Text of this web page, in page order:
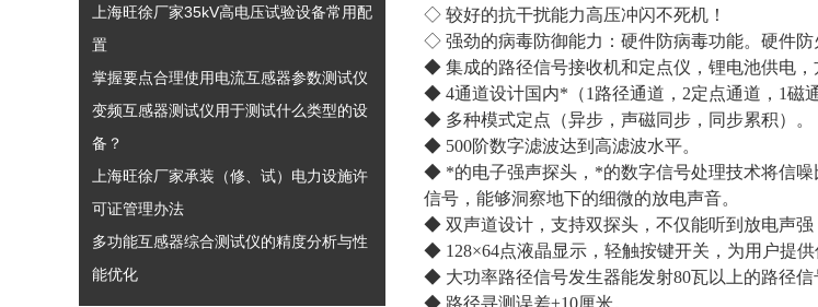
上海旺徐厂家35kV高电压试验设备常用配
置
掌握要点合理使用电流互感器参数测试仪
变频互感器测试仪用于测试什么类型的设
备？
上海旺徐厂家承装（修、试）电力设施许
可证管理办法
多功能互感器综合测试仪的精度分析与性
能优化
◇ 较好的抗干扰能力高压冲闪不死机！
◇ 强劲的病毒防御能力：硬件防病毒功能。硬件防
◆ 集成的路径信号接收机和定点仪，锂电池供电，
◆ 4通道设计国内*（1路径通道，2定点通道，1磁通
◆ 多种模式定点（异步，声磁同步，同步累积）。
◆ 500阶数字滤波达到高滤波水平。
◆ *的电子强声探头，*的数字信号处理技术将信噪
信号，能够洞察地下的细微的放电声音。
◆ 双声道设计，支持双探头，不仅能听到放电声强
◆ 128×64点液晶显示，轻触按键开关，为用户提供
◆ 大功率路径信号发生器能发射80瓦以上的路径信
◆ 路径寻测误差±10厘米。